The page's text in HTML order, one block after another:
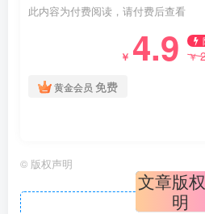
此内容为付费阅读，请付费后查看
￥ 4.9 ￥
黄金会员 免费
© 版权声明
文章版
明